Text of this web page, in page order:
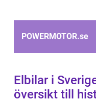
POWERMOTOR.se
Elbilar i
översikt till